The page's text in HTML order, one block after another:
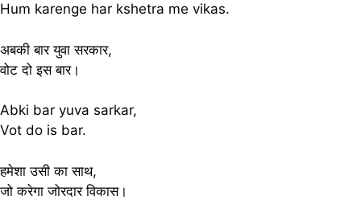
Hum karenge har kshetra me vikas.
अबकी बार युवा सरकार,
वोट दो इस बार।
Abki bar yuva sarkar,
Vot do is bar.
हमेशा उसी का साथ,
जो करेगा जोरदार विकास।